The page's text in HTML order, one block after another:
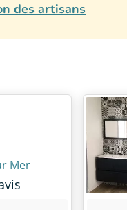
des artisans
Mer